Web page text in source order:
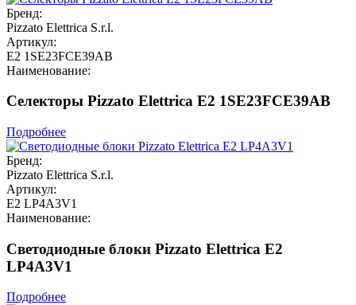
Бренд:
Pizzato Elettrica S.r.l.
Артикул:
E2 1SE23FCE39AB
Наименование:
Селекторы Pizzato Elettrica E2 1SE23FCE39AB
Подробнее
Бренд:
Pizzato Elettrica S.r.l.
Артикул:
E2 LP4A3V1
Наименование:
Светодиодные блоки Pizzato Elettrica E2
LP4A3V1
Подробнее